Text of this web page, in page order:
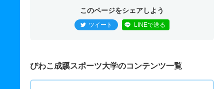
このページをシェアしよう
ツイート LINEで送る
びわこ成蹊スポーツ大学のコンテンツ一覧